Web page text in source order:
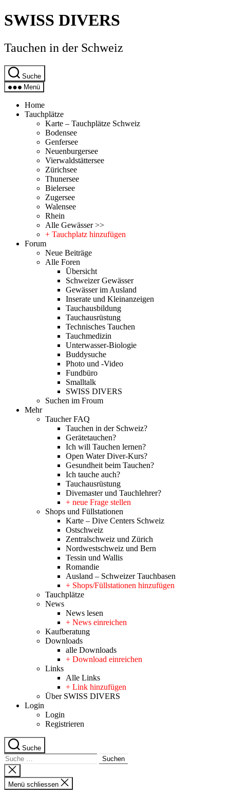
Direkt
zum
wechseln
SWISS DIVERS
Tauchen in der Schweiz
Suche
Menü
Home
Tauchplätze
Karte – Tauchplätze Schweiz
Bodensee
Genfersee
Neuenburgersee
Vierwaldstättersee
Zürichsee
Thunersee
Bielersee
Zugersee
Walensee
Rhein
Alle Gewässer >>
+ Tauchplatz hinzufügen
Forum
Neue Beiträge
Alle Foren
Übersicht
Schweizer Gewässer
Gewässer im Ausland
Inserate und Kleinanzeigen
Tauchausbildung
Tauchausrüstung
Technisches Tauchen
Tauchmedizin
Unterwasser-Biologie
Buddysuche
Photo und -Video
Fundbüro
Smalltalk
SWISS DIVERS
Suchen im Froum
Mehr
Taucher FAQ
Tauchen in der Schweiz?
Gerätetauchen?
Ich will Tauchen lernen?
Open Water Diver-Kurs?
Gesundheit beim Tauchen?
Ich tauche auch?
Tauchausrüstung
Divemaster und Tauchlehrer?
+ neue Frage stellen
Shops und Füllstationen
Karte – Dive Centers Schweiz
Ostschweiz
Zentralschweiz und Zürich
Nordwestschweiz und Bern
Tessin und Wallis
Romandie
Ausland – Schweizer Tauchbasen
+ Shops/Füllstationen hinzufügen
Tauchplätze
News
News lesen
+ News einreichen
Kaufberatung
Downloads
alle Downloads
+ Download einreichen
Links
Alle Links
+ Link hinzufügen
Über SWISS DIVERS
Login
Login
Registrieren
Suche
Suche
nach:
Suche
schliessen
Menü schliessen